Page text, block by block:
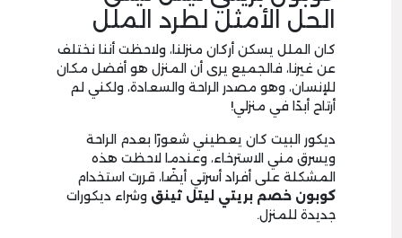
الحل الأمثل لطرد الملل
كان الملل يسكن أركان منزلنا، ولاحظت أننا نختلف
عن غيرنا، فالجميع يرى أن المنزل هو أفضل مكان
للإنسان، وهو مصدر الراحة والسعادة، ولكني لم
أرتاح أبدًا في منزلي!
ديكور البيت كان يعطيني شعورًا بعدم الراحة
ويسرق مني الاسترخاء، وعندما لاحظت هذه
المشكلة على أفراد أسرتي أيضًا، قررت استخدام
كوبون خصم بريتي ليتل ثينق وشراء ديكورات
جديدة للمنزل.